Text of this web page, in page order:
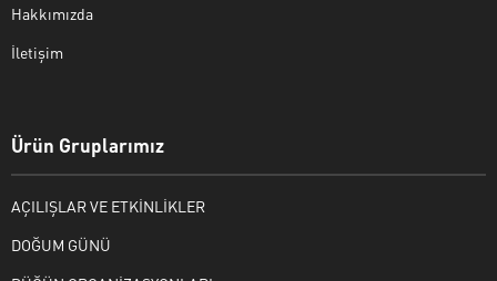
Hakkımızda
İletişim
Ürün Gruplarımız
AÇILIŞLAR VE ETKİNLİKLER
DOĞUM GÜNÜ